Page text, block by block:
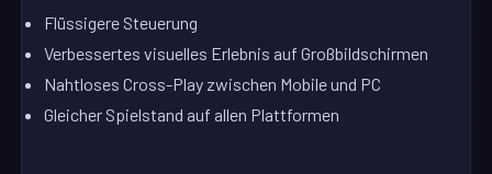
Flüssigere Steuerung
Verbessertes visuelles Erlebnis auf Großbildschirmen
Nahtloses Cross-Play zwischen Mobile und PC
Gleicher Spielstand auf allen Plattformen